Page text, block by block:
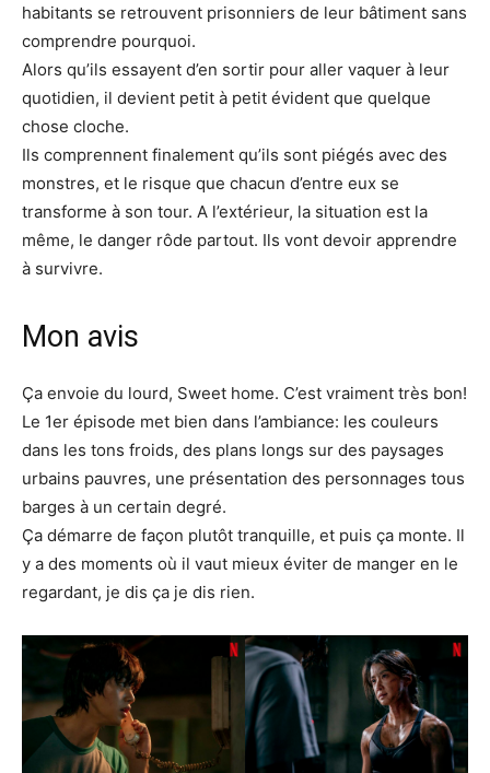
habitants se retrouvent prisonniers de leur bâtiment sans
comprendre pourquoi.
Alors qu’ils essayent d’en sortir pour aller vaquer à leur
quotidien, il devient petit à petit évident que quelque
chose cloche.
Ils comprennent finalement qu’ils sont piégés avec des
monstres, et le risque que chacun d’entre eux se
transforme à son tour. A l’extérieur, la situation est la
même, le danger rôde partout. Ils vont devoir apprendre
à survivre.
Mon avis
Ça envoie du lourd, Sweet home. C’est vraiment très bon!
Le 1er épisode met bien dans l’ambiance: les couleurs
dans les tons froids, des plans longs sur des paysages
urbains pauvres, une présentation des personnages tous
barges à un certain degré.
Ça démarre de façon plutôt tranquille, et puis ça monte. Il
y a des moments où il vaut mieux éviter de manger en le
regardant, je dis ça je dis rien.